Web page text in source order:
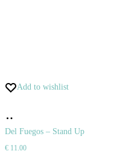
Add to wishlist
do
košíka
Del Fuegos – Stand Up
€ 11.00